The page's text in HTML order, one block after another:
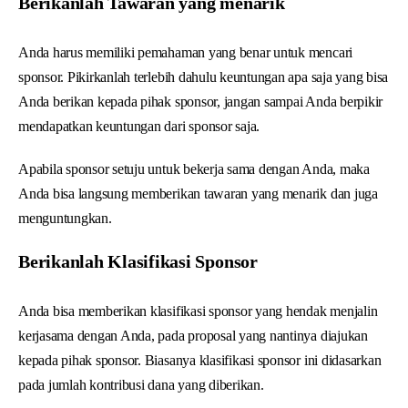
Anda harus memiliki pemahaman yang benar untuk mencari
sponsor. Pikirkanlah terlebih dahulu keuntungan apa saja yang bisa
Anda berikan kepada pihak sponsor, jangan sampai Anda berpikir
mendapatkan keuntungan dari sponsor saja.
Apabila sponsor setuju untuk bekerja sama dengan Anda, maka
Anda bisa langsung memberikan tawaran yang menarik dan juga
menguntungkan.
Berikanlah Klasifikasi Sponsor
Anda bisa memberikan klasifikasi sponsor yang hendak menjalin
kerjasama dengan Anda, pada proposal yang nantinya diajukan
kepada pihak sponsor. Biasanya klasifikasi sponsor ini didasarkan
pada jumlah kontribusi dana yang diberikan.